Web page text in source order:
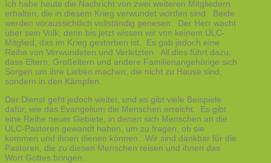
Ich habe heute die Nachricht von zwei weiteren Mitgliedern
erhalten, die in diesem Krieg verwundet worden sind. Beide
werden voraussichtlich vollständig genesen. Der Herr wacht
über sein Volk, denn bis jetzt wissen wir von keinem ULC-
Mitglied, das im Krieg gestorben ist. Es gab jedoch eine
Reihe von Verwundeten und Verletzten. All dies führt dazu,
dass Eltern, Großeltern und andere Familienangehörige sich
Sorgen um ihre Lieben machen, die nicht zu Hause sind,
sondern in den Kämpfen.
Der Dienst geht jedoch weiter, und es gibt viele Beispiele
dafür, wie das Evangelium die Menschen erreicht. Es gibt
eine Reihe neuer Gebiete, in denen sich Menschen an die
ULC-Pastoren gewandt haben, um zu fragen, ob sie
kommen und ihnen dienen können. Wir sind dankbar für die
Pastoren, die zu diesen Menschen reisen und ihnen das
Wort Gottes bringen.